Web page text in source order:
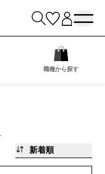
職種から探す
新着順